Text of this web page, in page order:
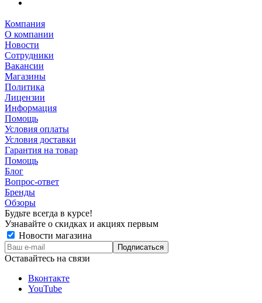
Компания
О компании
Новости
Сотрудники
Вакансии
Магазины
Политика
Лицензии
Информация
Помощь
Условия оплаты
Условия доставки
Гарантия на товар
Помощь
Блог
Вопрос-ответ
Бренды
Обзоры
Будьте всегда в курсе!
Узнавайте о скидках и акциях первым
Новости магазина
Оставайтесь на связи
Вконтакте
YouTube